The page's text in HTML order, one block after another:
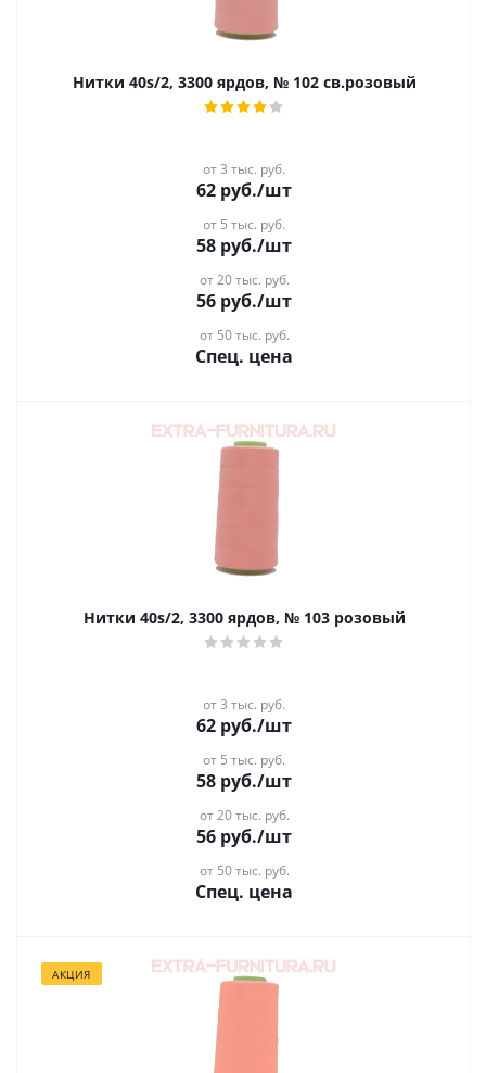
Нитки 40s/2, 3300 ярдов, № 102 св.розовый
от 3 тыс. руб.
62 руб./шт
от 5 тыс. руб.
58 руб./шт
от 20 тыс. руб.
56 руб./шт
от 50 тыс. руб.
Спец. цена
Нитки 40s/2, 3300 ярдов, № 103 розовый
от 3 тыс. руб.
62 руб./шт
от 5 тыс. руб.
58 руб./шт
от 20 тыс. руб.
56 руб./шт
от 50 тыс. руб.
Спец. цена
АКЦИЯ